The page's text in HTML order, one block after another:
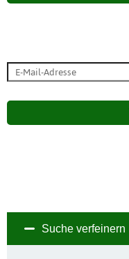
Suche verfeinern